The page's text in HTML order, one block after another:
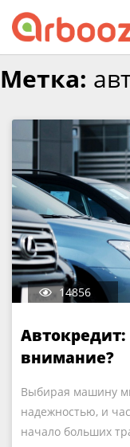
to
Метка:
14856
Автокредит:
внимание?
Выбирая машину
надежностью, и
начало больших
Найти: